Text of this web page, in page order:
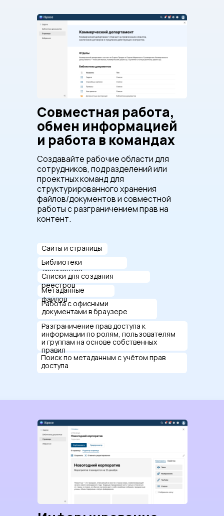
Совместная работа,
обмен информацией
и работа в командах
Создавайте рабочие области для
сотрудников, подразделений или
проектных команд для
структурированного хранения
файлов/документов и совместной
работы с разграничением прав на
контент.
Библиотеки
документов
Списки для создания
реестров
Метаданные
файлов
Работа с офисными
документами в браузере
Разграничение прав доступа к
информации по ролям, пользователям
и группам на основе собственных
правил
Поиск по метаданным с учётом прав
доступа
Сайты и страницы